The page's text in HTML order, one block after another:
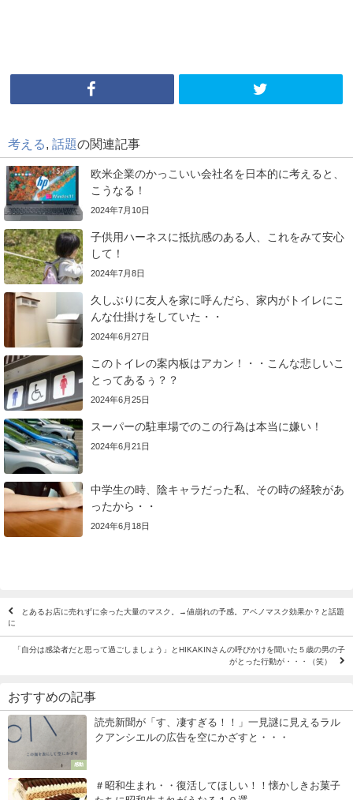
考える, 話題の関連記事
欧米企業のかっこいい会社名を日本的に考えると、
こうなる！
2024年7月10日
子供用ハーネスに抵抗感のある人、これをみて安心
して！
2024年7月8日
久しぶりに友人を家に呼んだら、家内がトイレにこ
んな仕掛けをしていた・・
2024年6月27日
このトイレの案内板はアカン！・・こんな悲しいこ
とってあるぅ？？
2024年6月25日
スーパーの駐車場でのこの行為は本当に嫌い！
2024年6月21日
中学生の時、陰キャラだった私、その時の経験があ
ったから・・
2024年6月18日
とあるお店に売れずに余った大量のマスク。→値崩れの予感。アベノマスク効果か？と話題
に
「自分は感染者だと思って過ごしましょう」とHIKAKINさんの呼びかけを聞いた５歳の男の子
がとった行動が・・・（笑）
おすすめの記事
感動
読売新聞が「す、凄すぎる！！」一見謎に見えるラル
クアンシエルの広告を空にかざすと・・・
＃昭和生まれ・・復活してほしい！！懐かしきお菓子